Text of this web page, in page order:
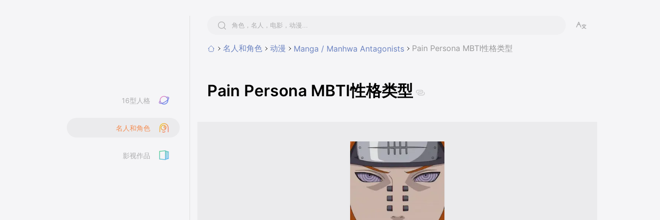
名人和角色 动漫 Manga / Manhwa Antagonists Pain Persona MBTI性格类型
Pain Persona MBTI性格类型
16型人格
名人和角色
影视作品